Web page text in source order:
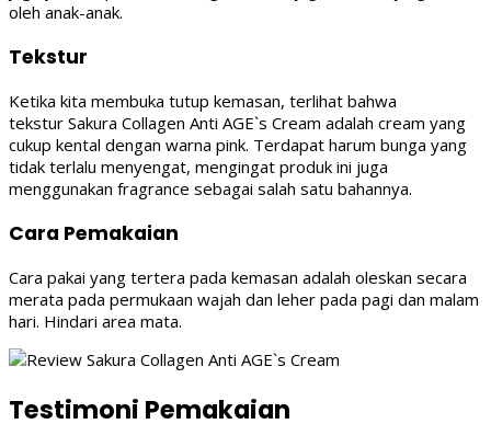
oleh anak-anak.
Tekstur
Ketika kita membuka tutup kemasan, terlihat bahwa
tekstur Sakura Collagen Anti AGE`s Cream adalah cream yang
cukup kental dengan warna pink. Terdapat harum bunga yang
tidak terlalu menyengat, mengingat produk ini juga
menggunakan fragrance sebagai salah satu bahannya.
Cara Pemakaian
Cara pakai yang tertera pada kemasan adalah oleskan secara
merata pada permukaan wajah dan leher pada pagi dan malam
hari. Hindari area mata.
Testimoni Pemakaian